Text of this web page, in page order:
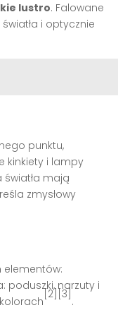
lustro. Falowane
i optycznie
punktu,
kinkiety i lampy
światła mają
zmysłowy
elementów:
poduszki, narzuty i
[2][3]
.